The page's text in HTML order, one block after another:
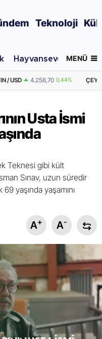
Teknoloji
Hayvansever MENÜ
ÇEYREK ALTIN 10.679,67 0,61%
Usta İsmi
Teknesi gibi kült
Sınav, uzun süredir
yaşında yaşamını
A+ A-